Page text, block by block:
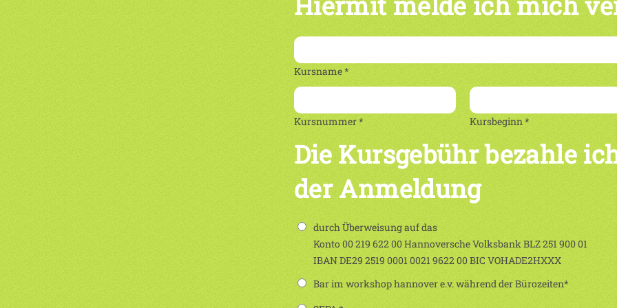
Kursname *
Kursnummer * Kursbeginn *
Die Kursgebühr bezahle
der Anmeldung
durch Überweisung auf das
Konto 00 219 622 00 Hannoversche Volksbank BLZ 251 900 01
IBAN DE29 2519 0001 0021 9622 00 BIC VOHADE2HXXX
Bar im workshop hannover e.v. während der Bürozeiten*